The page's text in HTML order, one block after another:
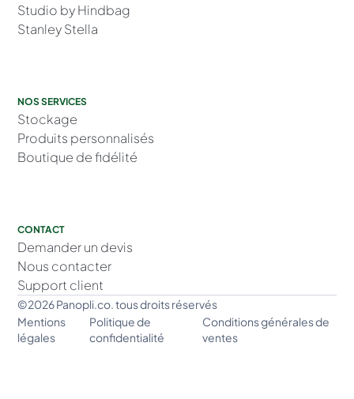
Studio by Hindbag
Stanley Stella
NOS SERVICES
Stockage
Produits personnalisés
Boutique de fidélité
CONTACT
Demander un devis
Nous contacter
Support client
©2026 Panopli.co. tous droits réservés
Mentions
légales
Politique de
confidentialité
Conditions générales de
ventes